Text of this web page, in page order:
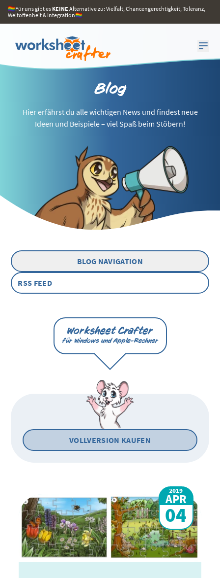
🏳️‍🌈Für uns gibt es KEINE Alternative zu: Vielfalt, Chancengerechtigkeit, Toleranz,
Weltoffenheit & Integration🏳️‍🌈
Blog
Hier erfährst du alle wichtigen News und findest neue
Ideen und Beispiele – viel Spaß beim Stöbern!
BLOG NAVIGATION
RSS FEED
Worksheet Crafter
für Windows und Apple-Rechner
VOLLVERSION KAUFEN
2019
APR
04